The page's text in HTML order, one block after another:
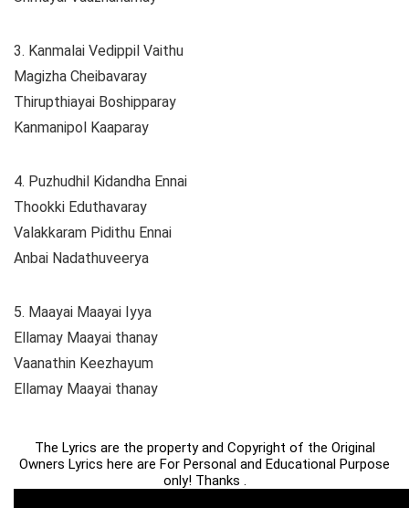
3. Kanmalai Vedippil Vaithu
Magizha Cheibavaray
Thirupthiayai Boshipparay
Kanmanipol Kaaparay
4. Puzhudhil Kidandha Ennai
Thookki Eduthavaray
Valakkaram Pidithu Ennai
Anbai Nadathuveerya
5. Maayai Maayai Iyya
Ellamay Maayai thanay
Vaanathin Keezhayum
Ellamay Maayai thanay
The Lyrics are the property and Copyright of the Original
Owners Lyrics here are For Personal and Educational Purpose
only! Thanks .